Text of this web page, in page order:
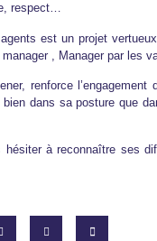
respect…
est un projet
, Manager par les
renforce l’engagement
dans sa posture que
hésiter à reconnaître ses